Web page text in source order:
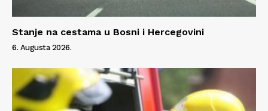
Stanje na cestama u Bosni i Hercegovini
6. Augusta 2026.